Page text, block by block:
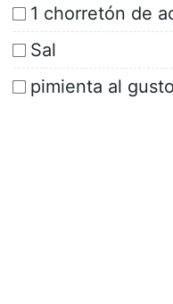
1 chorretón de
Sal
pimienta al gusto